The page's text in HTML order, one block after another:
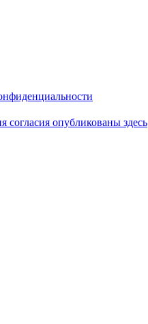
согласия опубликованы здесь